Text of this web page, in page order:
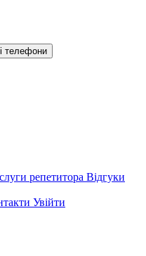
телефони
репетитора Відгуки
Увійти